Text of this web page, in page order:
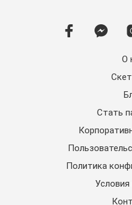
О
Стать
Политика
Условия